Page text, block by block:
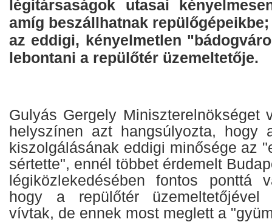
légitársaságok utasai
amíg beszállhatnak
az eddigi, kényelmetlen
lebontani a repülőtér üzemeltetője.
Gulyás Gergely Miniszterelnökséget
helyszínen azt hangsúlyozta, hogy
kiszolgálásának eddigi minősége az
sértette", ennél többet érdemelt
légiközlekedésében fontos ponttá
hogy a repülőtér üzemeltetőjével
vívtak, de ennek most meglett a